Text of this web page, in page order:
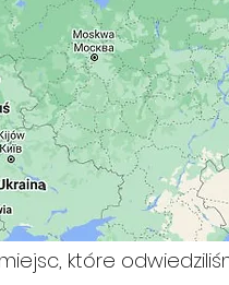
które